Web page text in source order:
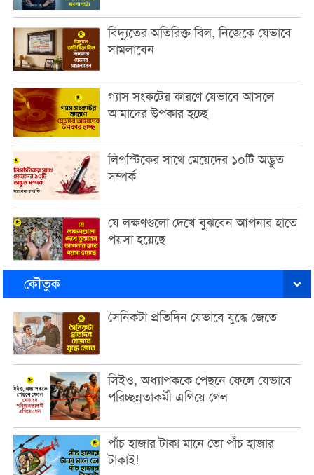
বিদ্যুতের অতিরিক্ত বিল, নিজেকে যেভাবে
সামলাবেন
গ্যাস সংকটের কারণে যেভাবে আসলে
আমাদের উপকার হচ্ছে
লিপস্টিকের সাথে মেয়েদের ১০টি অদ্ভুত
সম্পর্ক
যে লক্ষণগুলো দেখে বুঝবেন আপনার হাতে
পয়সা হয়েছে
কৌতুক
সৈনিকটা প্রতিদিন যেভাবে যুদ্ধে জেতে
সিইও, অধ্যাপককে পেছনে ফেলে যেভাবে
পরিচ্ছন্নতাকর্মী এগিয়ে গেল
পাঁচ হাজার টাকা মানে তো পাঁচ হাজার
টাকাই!